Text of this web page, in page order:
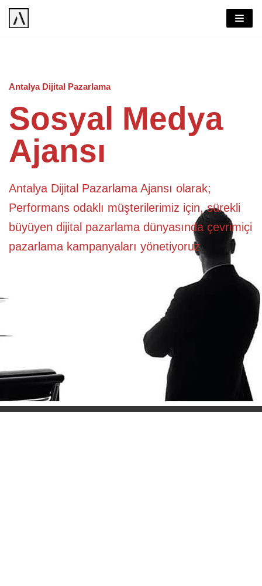
Antalya Dijital Pazarlama
Sosyal Medya
Ajansı
Antalya Dijital Pazarlama Ajansı olarak;
Performans odaklı müşterilerimiz için, sürekli
büyüyen dijital pazarlama dünyasında çevrimiçi
pazarlama kampanyaları yönetiyoruz